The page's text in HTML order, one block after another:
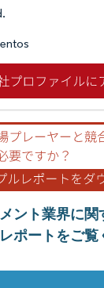
ント業界に関
ポートをご覧